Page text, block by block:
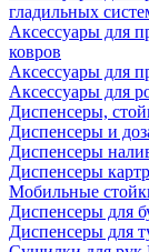
гладильных
Аксессуары для
ковров
Аксессуары для
Аксессуары для
Диспенсеры,
Диспенсеры и
Диспенсеры
Диспенсеры
Мобильные
Диспенсеры для
Диспенсеры для